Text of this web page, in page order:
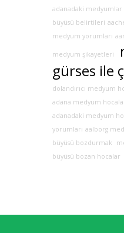
adanadaki medyumlar
büyüsü belirtileri
medyum yorumları
medyum şikayetleri
gürses ile
dolandırıcı medyum
adana medyum
adanadaki medyum
yorumları aalborg
büyüsü bozdurmak
büyüsü bozan hocalar